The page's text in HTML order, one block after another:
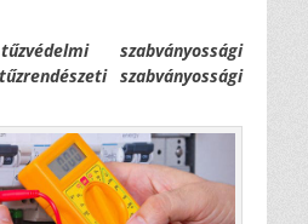
tűzvédelmi szabványossági
tűzrendészeti szabványossági